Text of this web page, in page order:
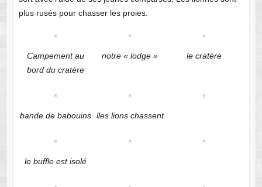
plus rusés pour chasser les proies.
Campement au
bord du cratère
notre « lodge » le cratère
bande de babouins lles lions chassent
le buffle est isolé